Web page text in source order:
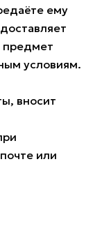
ему
предмет
условиям.
вносит
или